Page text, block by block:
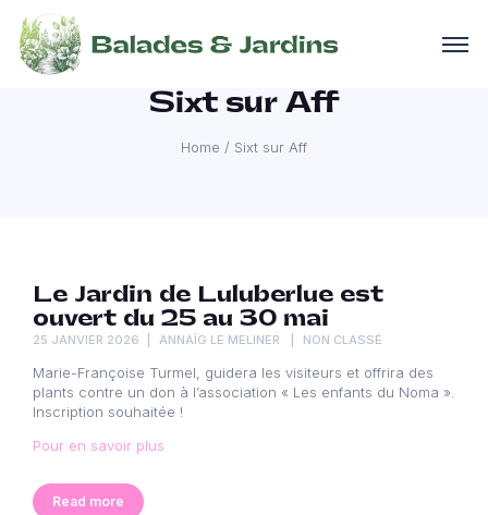
Sixt sur Aff
Home / Sixt sur Aff
Le Jardin de Luluberlue est
ouvert du 25 au 30 mai
25 JANVIER 2026 ANNAÏG LE MELINER NON CLASSÉ
Marie-Françoise Turmel, guidera les visiteurs et offrira des
plants contre un don à l’association « Les enfants du Noma ».
Inscription souhaitée !
Pour en savoir plus
Read more